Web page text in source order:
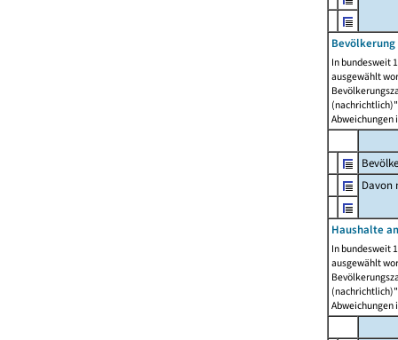
In bundesweit
ausgewählt
Abweichungen
Davon
Haushalte
In bundesweit
ausgewählt
Abweichungen